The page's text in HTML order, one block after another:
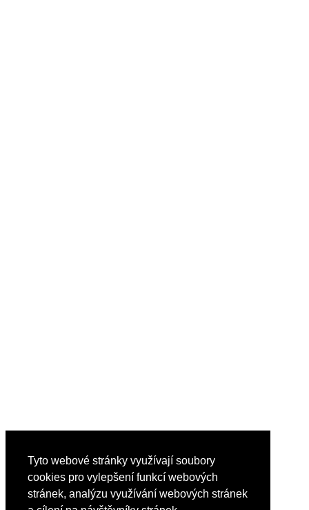
Tyto webové stránky využívají soubory
cookies pro vylepšení funkcí webových
stránek, analýzu využívání webových stránek